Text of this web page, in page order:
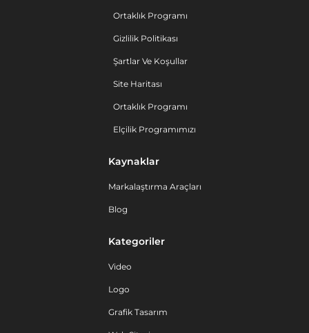
Ortaklık Programı
Gizlilik Politikası
Şartlar Ve Koşullar
Site Haritası
Ortaklık Programı
Elçilik Programımızı
Kaynaklar
Markalaştırma Araçları
Blog
Kategoriler
Video
Logo
Grafik Tasarım